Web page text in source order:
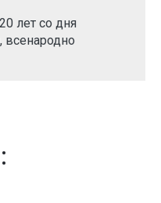
лет со дня